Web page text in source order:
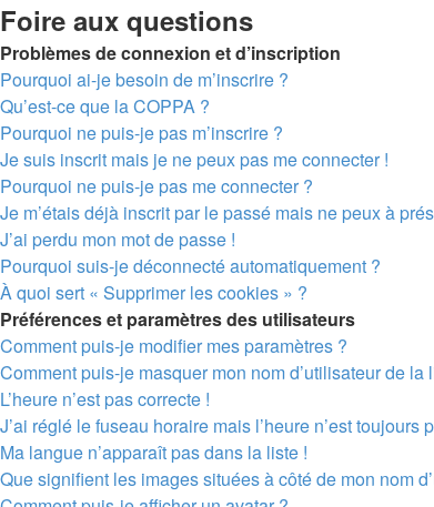
Foire aux questions
Problèmes de connexion et d’inscription
Pourquoi ai-je besoin de m’inscrire ?
Qu’est-ce que la COPPA ?
Pourquoi ne puis-je pas m’inscrire ?
Je suis inscrit mais je ne peux pas me connecter !
Pourquoi ne puis-je pas me connecter ?
Je m’étais déjà inscrit par le passé mais ne peux à
J’ai perdu mon mot de passe !
Pourquoi suis-je déconnecté automatiquement ?
À quoi sert « Supprimer les cookies » ?
Préférences et paramètres des utilisateurs
Comment puis-je modifier mes paramètres ?
Comment puis-je masquer mon nom d’utilisateur de
L’heure n’est pas correcte !
J’ai réglé le fuseau horaire mais l’heure n’est toujours
Ma langue n’apparaît pas dans la liste !
Que signifient les images situées à côté de mon nom